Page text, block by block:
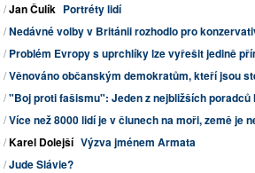
/Jan Čulík Portréty lidí
/Nedávné volby v Británii rozhodlo pro
/Problém Evropy s uprchlíky lze vyřešit jedině
/Věnováno občanským demokratům, kteří jsou
/"Boj proti fašismu": Jeden z nejbližších poradců
/Více než 8000 lidí je v člunech na moři, země je
/Karel Dolejší Výzva jménem Armata
/Jude Slávie?